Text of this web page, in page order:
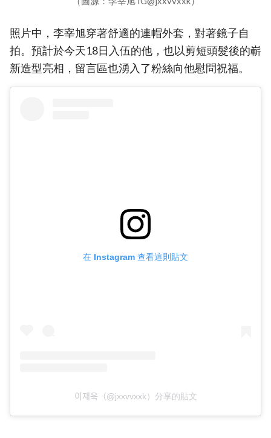
照片中，李宰旭穿著舒適的連帽外套，對著鏡子自
拍。預計於今天18日入伍的他，也以剪短頭髮後的嶄
新造型亮相，留言區也湧入了粉絲向他慰問祝福。
在 Instagram 查看這則貼文
이재욱（@jxxvvxxk）分享的貼文